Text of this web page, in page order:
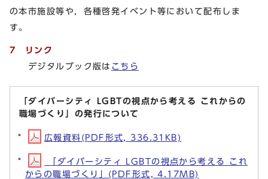
の本市施設等や，各種啓発イベント等において配布しま
す。
7 リンク
デジタルブック版は こちら
「ダイバーシティ LGBTの視点から考える これからの
職場づくり」の発行について
広報資料(PDF形式, 336.31KB)
「ダイバーシティ LGBTの視点から考える これ
からの職場づくり」(PDF形式, 4.17MB)